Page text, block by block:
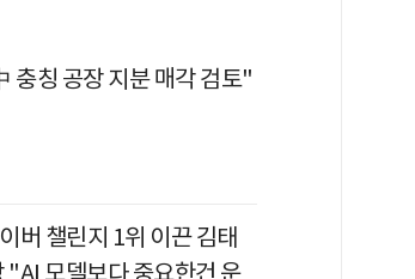
충칭 공장 지분 매각 검토"
버 챌린지 1위 이끈 김태